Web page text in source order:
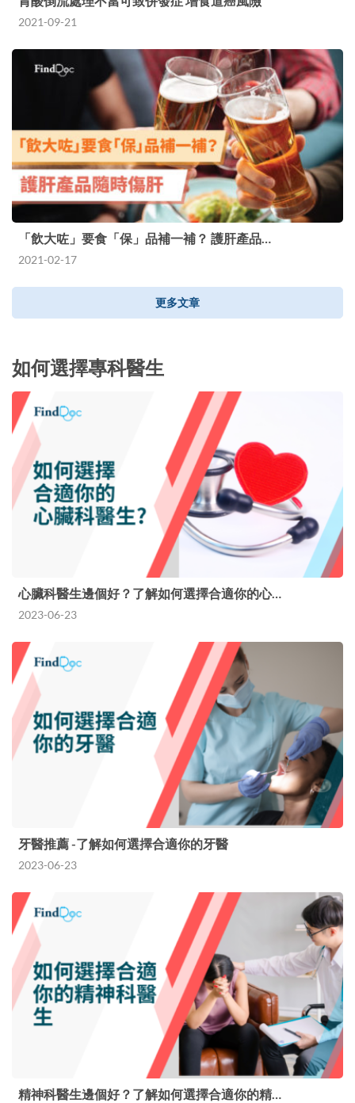
2021-09-21
「飲大咗」要食「保」品補一補？ 護肝產品…
2021-02-17
更多文章
如何選擇專科醫生
心臟科醫生邊個好？了解如何選擇合適你的心…
2023-06-23
牙醫推薦 -了解如何選擇合適你的牙醫
2023-06-23
精神科醫生邊個好？了解如何選擇合適你的精…